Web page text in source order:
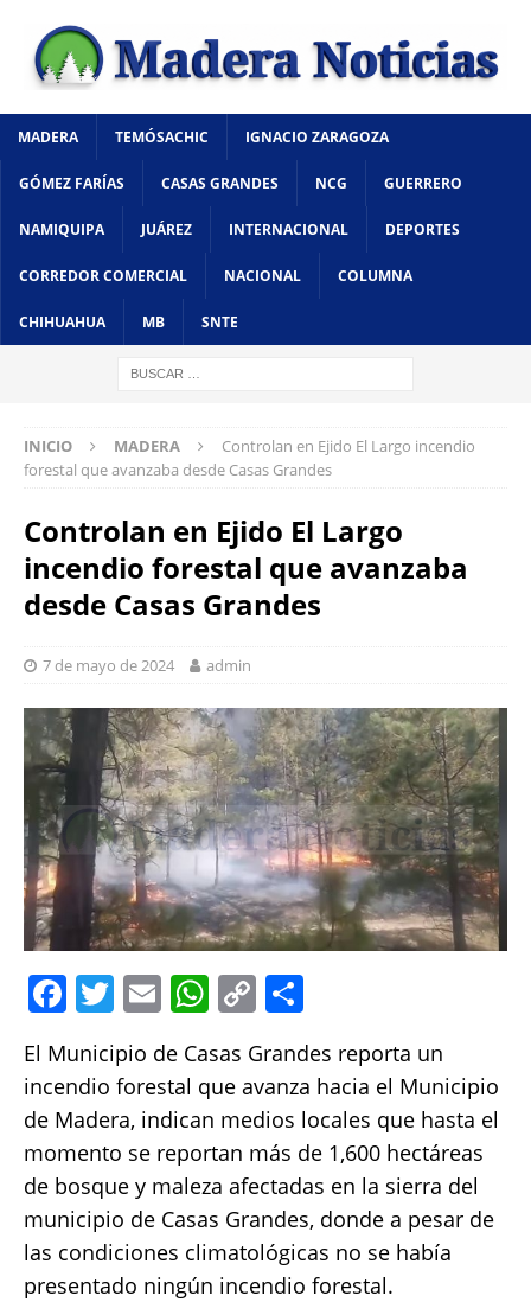
MADERA TEMÓSACHIC IGNACIO ZARAGOZA
GÓMEZ FARÍAS CASAS GRANDES NCG GUERRERO
NAMIQUIPA JUÁREZ INTERNACIONAL DEPORTES
CORREDOR COMERCIAL NACIONAL COLUMNA
CHIHUAHUA MB SNTE
INICIO MADERA
Controlan en Ejido El Largo incendio
forestal que avanzaba desde Casas Grandes
Controlan en Ejido El Largo
incendio forestal que avanzaba
desde Casas Grandes
7 de mayo de 2024 admin
F
c
e
b
o
o
k
T
w
it
te
r
E
m
ai
l
W
at
s
A
p
p
C
p
y
Li
n
k
h
a
re
El Municipio de Casas Grandes reporta un
incendio forestal que avanza hacia el Municipio
de Madera, indican medios locales que hasta el
momento se reportan más de 1,600 hectáreas
de bosque y maleza afectadas en la sierra del
municipio de Casas Grandes, donde a pesar de
las condiciones climatológicas no se había
presentado ningún incendio forestal.